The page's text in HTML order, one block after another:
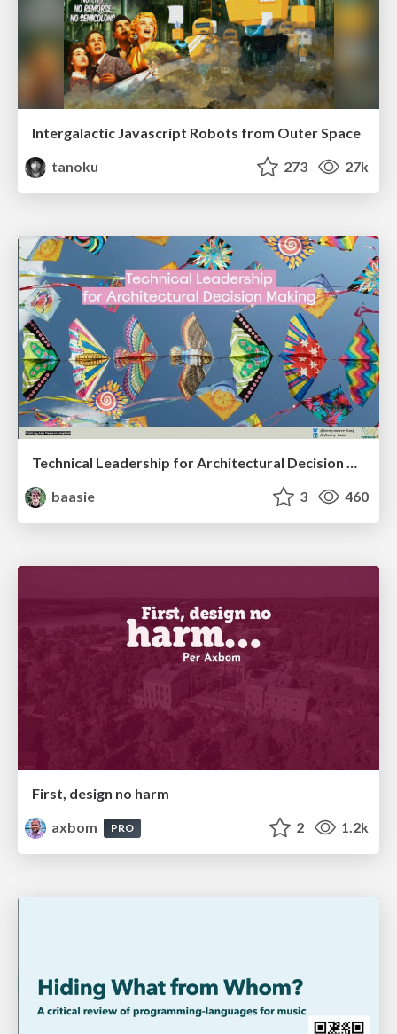
Intergalactic Javascript Robots from Outer Space
tanoku
273 27k
Technical Leadership for Architectural Decision Making
baasie
3 460
First, design no harm
axbom
PRO 2 1.2k